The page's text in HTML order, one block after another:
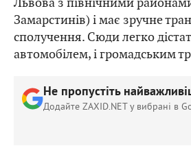
Замарстинів) і має зручне
сполучення. Сюди легко
автомобілем, і громадським
Не пропустіть
Додайте ZAXID.NET у вибрані в